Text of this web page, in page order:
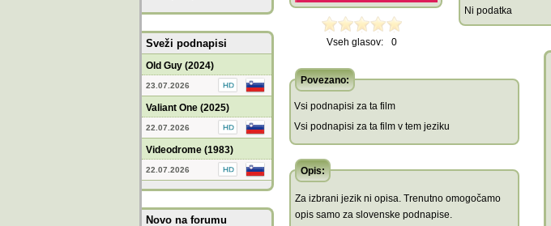
Sveži podnapisi
Old Guy (2024)
23.07.2026
Valiant One (2025)
22.07.2026
Videodrome (1983)
22.07.2026
Novo na forumu
Vseh glasov: 0
Ni podatka
Povezano:
Vsi podnapisi za ta film
Vsi podnapisi za ta film v tem jeziku
Opis:
Za izbrani jezik ni opisa. Trenutno omogočamo
opis samo za slovenske podnapise.